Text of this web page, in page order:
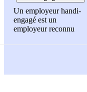
Un employeur handi-
engagé est un
employeur reconnu